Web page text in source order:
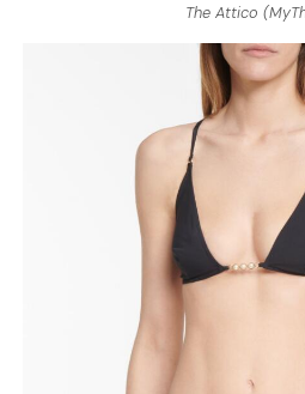
The Attico